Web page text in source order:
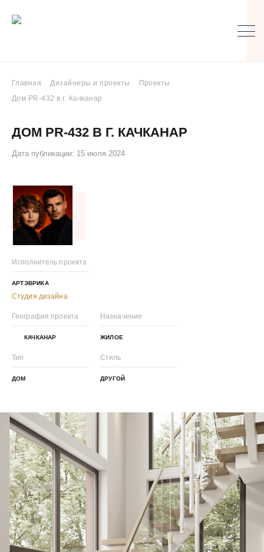
Главная Дизайнеры и проекты
Проекты
Дом PR-432 в г. Качканар
ДОМ PR-432 В Г. КАЧКАНАР
Дата публикации: 15 июля 2024
Исполнитель проекта
АРТЭВРИКА
Студия дизайна
География проекта
КАЧКАНАР
Назначение
ЖИЛОЕ
Тип
ДОМ
Стиль
ДРУГОЙ